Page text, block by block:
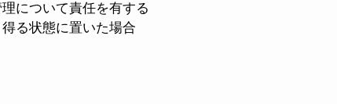
について責任を有する
る状態に置いた場合